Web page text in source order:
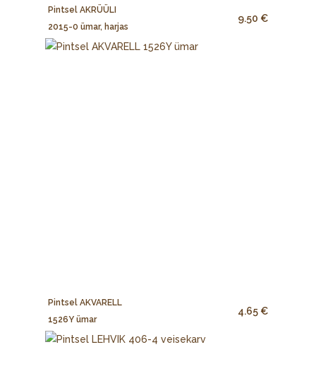
Pintsel AKRÜÜLI
2015-0 ümar, harjas
9.50 €
Pintsel AKVARELL
1526Y ümar
4.65 €